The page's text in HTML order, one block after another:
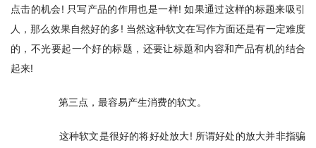
点击的机会! 只写产品的作用也是一样! 如果通过这样的标题来吸引
人，那么效果自然好的多! 当然这种软文在写作方面还是有一定难度
的，不光要起一个好的标题，还要让标题和内容和产品有机的结合
起来!
第三点，最容易产生消费的软文。
这种软文是很好的将好处放大! 所谓好处的放大并非指骗